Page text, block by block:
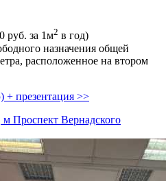
руб. за 1м2 в год)
назначения общей
расположенное на втором
+ презентация >>
Проспект Вернадского